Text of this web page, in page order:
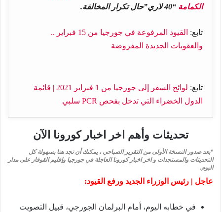
الكمامة “40 لاري”حال تكرار المخالفة.
تابع:
القيود المرفوعة في جورجيا من 15 فبراير ..
والعقوبات الجديدة المفروضة
تابع:
لوائح السفر إلى جورجيا من 1 فبراير 2021 | قائمة
الدول الخضراء التي تدخل بفحص PCR سلبي
تحديثات وأهم اخر اخبار كورونا الآن
*بعد صدور النسخة الأولى من التقرير الصباحي ، يمكنك أن تجد هنا بسهولة كل
التحديثات والمستجدات و اخر اخبار كورونا العاجلة في جورجيا وإقليم القوقاز على مدار
اليوم.
عاجل | رئيس الوزراء الجديد ورفع القيود:
في خطابه اليوم، أمام البرلمان الجورجي، قبيل التصويت